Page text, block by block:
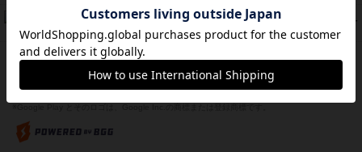
PT
フリップ７：復讐心とともに
紹介文なし 2件の投稿
※Apple、Apple のロゴ は、米国および他の国々で登録されたApple Inc.の商標です。
※App Store は、Apple Inc.のサービスマークです。
※Android は、グーグル インコーポレイテッドの商標または登録商標です。